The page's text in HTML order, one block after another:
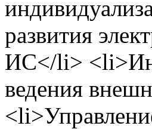
развития
ИС</li>
ведения